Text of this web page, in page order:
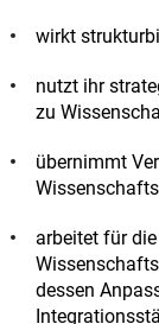
wirkt
nutzt ihr
zu
übernimmt
arbeitet für
dessen